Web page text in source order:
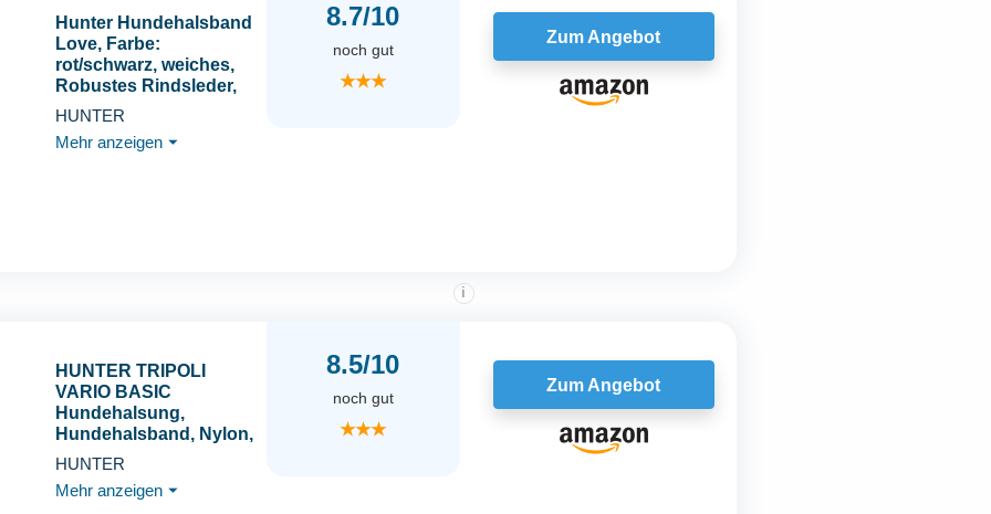
Hunter Hundehalsband
Love, Farbe:
rot/schwarz, weiches,
Robustes Rindsleder,
einzeln eingenähte
Herzen, handgefertigt,
hoher, besonders
HUNTER
Mehr anzeigen ⏷
8.7/10
noch gut
★★★
Zum Angebot
HUNTER TRIPOLI
VARIO BASIC
Hundehalsung,
Hundehalsband, Nylon,
reflektierend,
Klickverschluss, XS-S,
hellrosa
HUNTER
Mehr anzeigen ⏷
8.5/10
i
noch gut
★★★
Zum Angebot